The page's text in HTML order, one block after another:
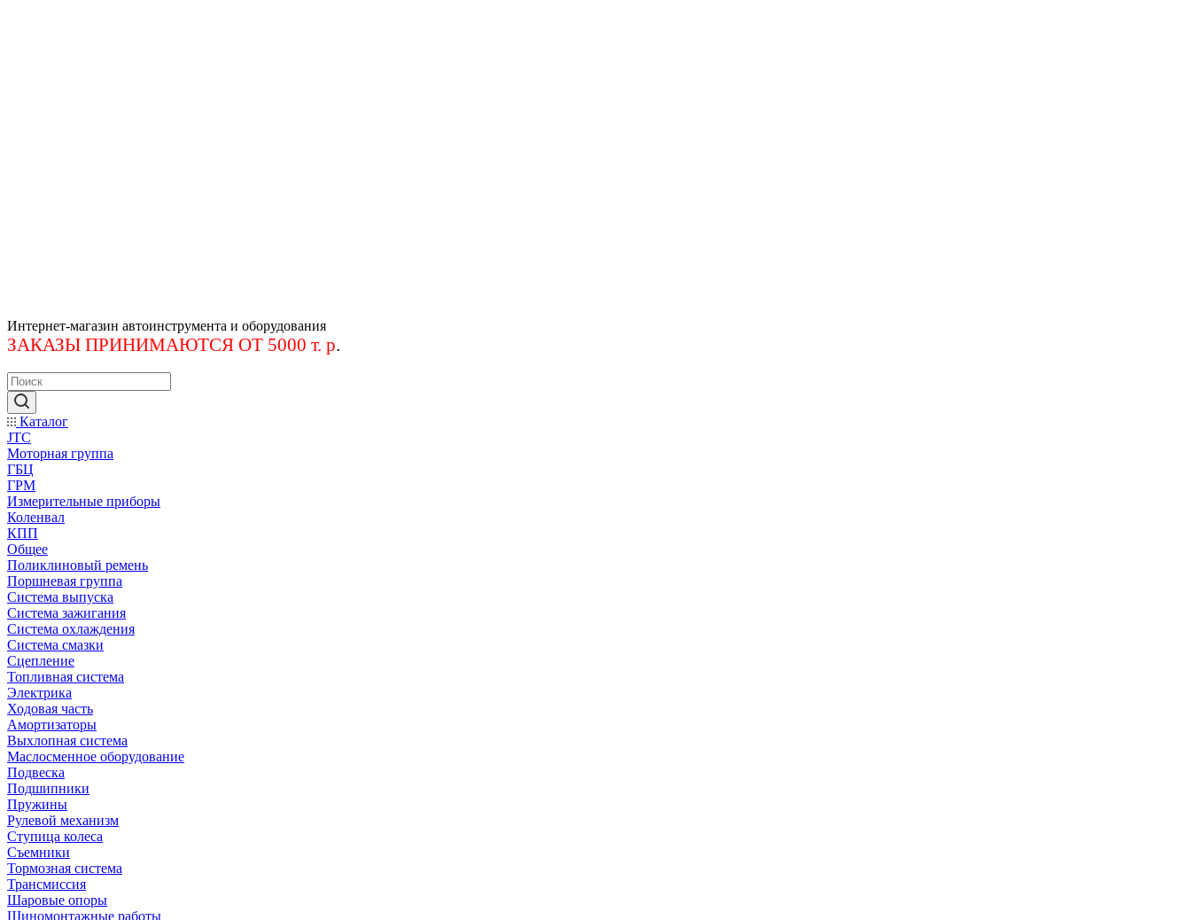
Интернет-магазин автоинструмента и оборудования
ЗАКАЗЫ ПРИНИМАЮТСЯ ОТ 5000 т. р.
Каталог
JTC
Моторная группа
ГБЦ
ГРМ
Измерительные приборы
Коленвал
КПП
Общее
Поликлиновый ремень
Поршневая группа
Система выпуска
Система зажигания
Система охлаждения
Система смазки
Сцепление
Топливная система
Электрика
Ходовая часть
Амортизаторы
Выхлопная система
Маслосменное оборудование
Подвеска
Подшипники
Пружины
Рулевой механизм
Ступица колеса
Съемники
Тормозная система
Трансмиссия
Шаровые опоры
Шиномонтажные работы